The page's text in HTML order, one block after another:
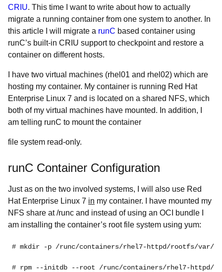
CRIU. This time I want to write about how to actually
migrate a running container from one system to another. In
this article I will migrate a runC based container using
runC’s built-in CRIU support to checkpoint and restore a
container on different hosts.
I have two virtual machines (rhel01 and rhel02) which are
hosting my container. My container is running Red Hat
Enterprise Linux 7 and is located on a shared NFS, which
both of my virtual machines have mounted. In addition, I
am telling runC to mount the container
file system read-only.
runC Container Configuration
Just as on the two involved systems, I will also use Red
Hat Enterprise Linux 7 in my container. I have mounted my
NFS share at /runc and instead of using an OCI bundle I
am installing the container’s root file system using yum:
# mkdir -p /runc/containers/rhel7-httpd/rootfs/var/
# rpm --initdb --root /runc/containers/rhel7-httpd/